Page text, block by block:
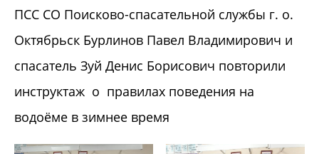
ПСС СО Поисково-спасательной службы г. о.
Октябрьск Бурлинов Павел Владимирович и
спасатель Зуй Денис Борисович повторили
инструктаж о правилах поведения на
водоёме в зимнее время